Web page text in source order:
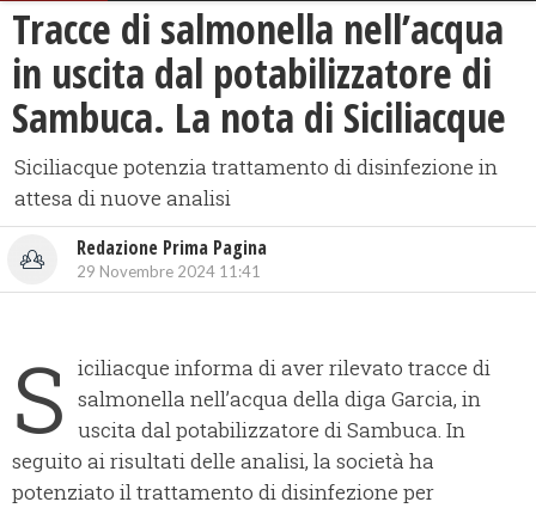
Tracce di salmonella nell’acqua
in uscita dal potabilizzatore di
Sambuca. La nota di Siciliacque
Siciliacque potenzia trattamento di disinfezione in
attesa di nuove analisi
Redazione Prima Pagina
29 Novembre 2024 11:41
S iciliacque informa di aver rilevato tracce di
salmonella nell’acqua della diga Garcia, in
uscita dal potabilizzatore di Sambuca. In
seguito ai risultati delle analisi, la società ha
potenziato il trattamento di disinfezione per